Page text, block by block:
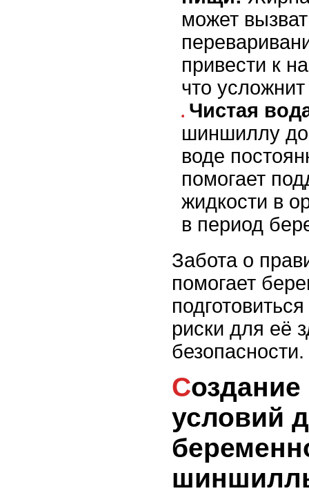
может
привести к
что
Чистая
шиншиллу
воде
помогает
жидкости в
в период
Забота о
помогает
риски для её
безопасности.
Создание комфортных
условий